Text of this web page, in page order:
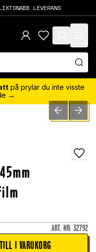
LEVERANS
items in cart,
på prylar du inte visste
→
PREVIOUSNEXT
ART. NR: 32792
I VARUKORG